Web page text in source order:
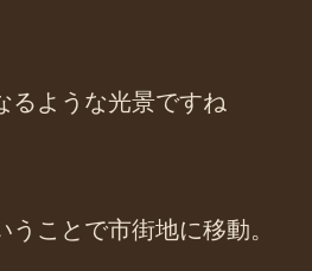
るような光景ですね
ことで市街地に移動。